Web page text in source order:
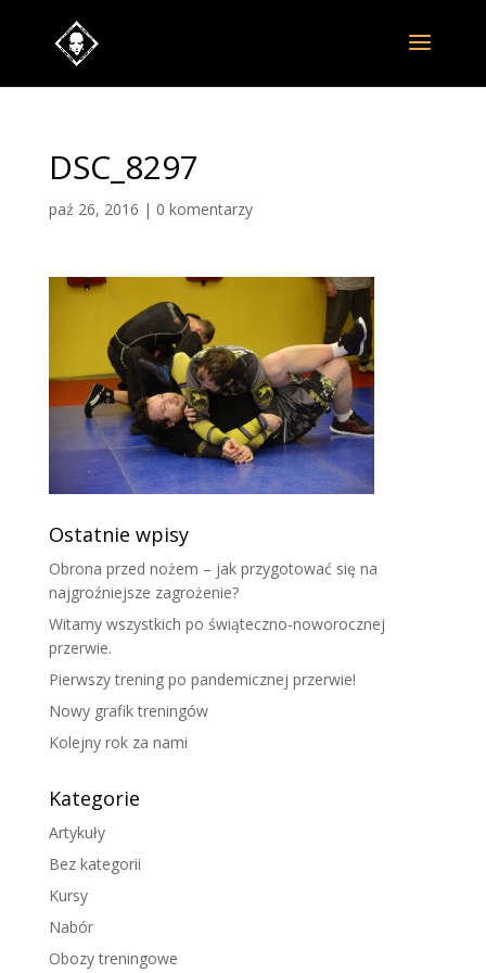
DSC_8297
paź 26, 2016 | 0 komentarzy
Ostatnie wpisy
Obrona przed nożem – jak przygotować się na
najgroźniejsze zagrożenie?
Witamy wszystkich po świąteczno-noworocznej
przerwie.
Pierwszy trening po pandemicznej przerwie!
Nowy grafik treningów
Kolejny rok za nami
Kategorie
Artykuły
Bez kategorii
Kursy
Nabór
Obozy treningowe